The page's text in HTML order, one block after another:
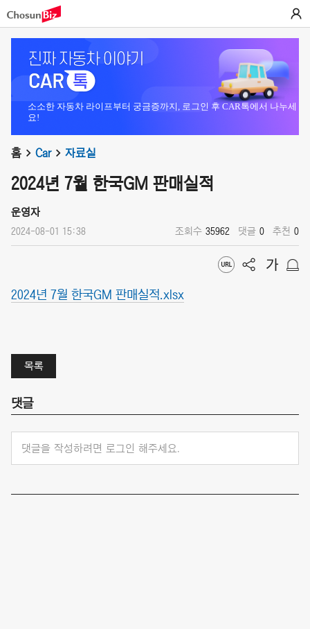
소소한 자동차 라이프부터 궁금증까지, 로그인 후 CAR톡에서 나누세
요!
홈 Car 자료실
2024년 7월 한국GM 판매실적
운영자
2024-08-01 15:38 조회수 35962 댓글 0 추천 0
2024년 7월 한국GM 판매실적.xlsx
목록
댓글
댓글을 작성하려면 로그인 해주세요.